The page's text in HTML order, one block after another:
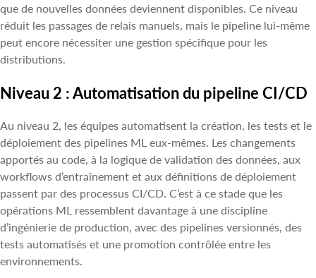
que de nouvelles données deviennent disponibles. Ce niveau
réduit les passages de relais manuels, mais le pipeline lui-même
peut encore nécessiter une gestion spécifique pour les
distributions.
Niveau 2 : Automatisation du pipeline CI/CD
Au niveau 2, les équipes automatisent la création, les tests et le
déploiement des pipelines ML eux-mêmes. Les changements
apportés au code, à la logique de validation des données, aux
workflows d’entraînement et aux définitions de déploiement
passent par des processus CI/CD. C’est à ce stade que les
opérations ML ressemblent davantage à une discipline
d’ingénierie de production, avec des pipelines versionnés, des
tests automatisés et une promotion contrôlée entre les
environnements.